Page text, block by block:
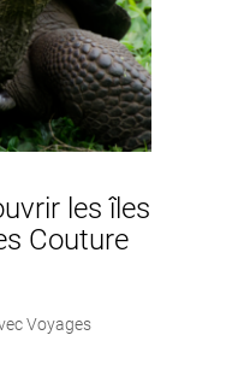
les îles
Couture
Voyages